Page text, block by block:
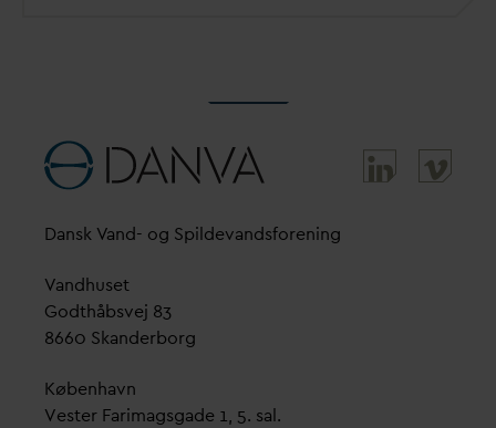
Dansk Vand- og Spildevandsforening
Vandhuset
Godthåbsvej 83
8660 Skanderborg
København
Vester Farimagsgade 1, 5. sal.